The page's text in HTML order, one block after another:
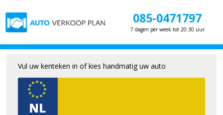
085-0471797
7 dagen per week tot 20:30 uur
Vul uw kenteken in of kies handmatig uw auto